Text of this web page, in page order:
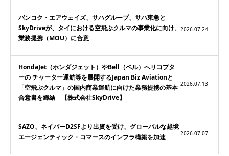
バンコク・エアウェイズ、サハグループ、サハ東急と
SkyDriveが、タイにおける空飛ぶクルマの事業化に向け、
業務提携（MOU）に合意
2026.07.24
HondaJet（ホンダジェット）やBell（ベル）へリコプタ
ーの チャーター運航等を展開するJapan Biz Aviationと
「空飛ぶクルマ」の国内商業運航に向けた業務提携の基本
合意書を締結 【株式会社SkyDrive】
2026.07.13
SAZO、ネイバーD2SFより出資を受け、グローバルな越境
エージェンティック・コマースのインフラ構築を加速
2026.07.07